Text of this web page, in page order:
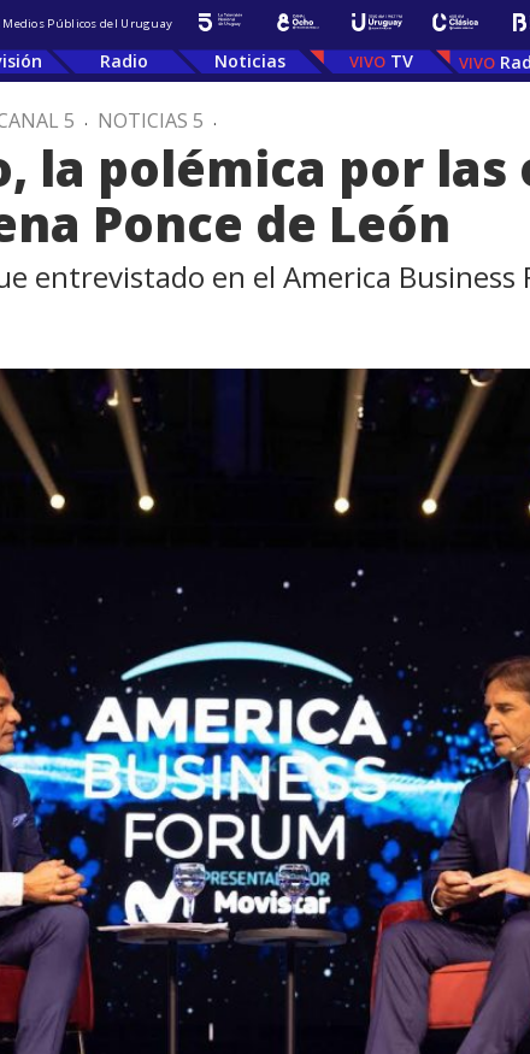
Medios Públicos del Uruguay
Radio Noticias TV
5 . NOTICIAS 5 .
la polémica por las
Ponce de León
entrevistado en el America Business